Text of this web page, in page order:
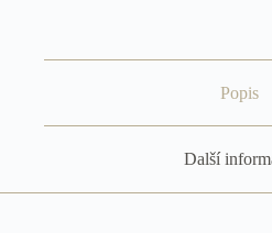
Popis
Další